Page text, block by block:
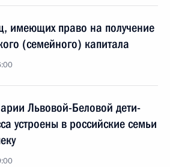
имеющих право на получение
(семейного) капитала
Львовой-Беловой дети-
устроены в российские семьи